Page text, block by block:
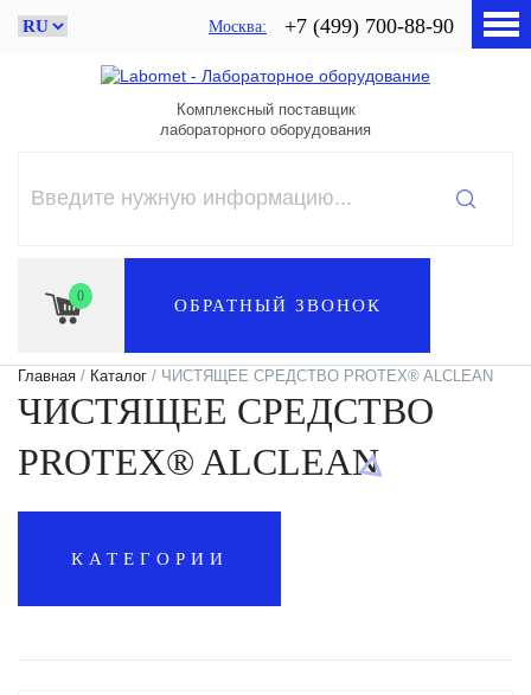
Москва +7 (499) 700-88-90
Комплексный поставщик
лабораторного оборудования
0 ОБРАТНЫЙ ЗВОНОК
Главная / Каталог / ЧИСТЯЩЕЕ СРЕДСТВО PROTEX® ALCLEAN
ЧИСТЯЩЕЕ СРЕДСТВО
PROTEX® ALCLEAN
КАТЕГОРИИ